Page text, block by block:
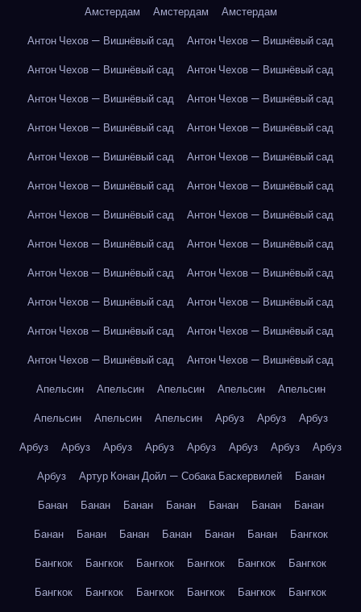
Амстердам
Амстердам
Амстердам
Антон Чехов — Вишнёвый сад
Антон Чехов — Вишнёвый сад
Антон Чехов — Вишнёвый сад
Антон Чехов — Вишнёвый сад
Антон Чехов — Вишнёвый сад
Антон Чехов — Вишнёвый сад
Антон Чехов — Вишнёвый сад
Антон Чехов — Вишнёвый сад
Антон Чехов — Вишнёвый сад
Антон Чехов — Вишнёвый сад
Антон Чехов — Вишнёвый сад
Антон Чехов — Вишнёвый сад
Антон Чехов — Вишнёвый сад
Антон Чехов — Вишнёвый сад
Антон Чехов — Вишнёвый сад
Антон Чехов — Вишнёвый сад
Антон Чехов — Вишнёвый сад
Антон Чехов — Вишнёвый сад
Антон Чехов — Вишнёвый сад
Антон Чехов — Вишнёвый сад
Антон Чехов — Вишнёвый сад
Антон Чехов — Вишнёвый сад
Антон Чехов — Вишнёвый сад
Антон Чехов — Вишнёвый сад
Апельсин
Апельсин Апельсин Апельсин
Апельсин
Апельсин
Апельсин Апельсин Арбуз Арбуз
Арбуз
Арбуз
Арбуз Арбуз Арбуз Арбуз Арбуз Арбуз
Арбуз
Арбуз
Артур Конан Дойл — Собака Баскервилей
Банан
Банан
Банан Банан Банан Банан Банан
Банан
Банан
Банан Банан Банан Банан Банан
Бангкок
Бангкок
Бангкок Бангкок Бангкок Бангкок
Бангкок
Бангкок
Бангкок Бангкок Бангкок Бангкок Бангкок